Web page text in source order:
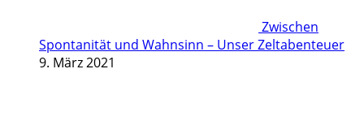
Zwischen
Spontanität und Wahnsinn – Unser Zeltabenteuer
9. März 2021